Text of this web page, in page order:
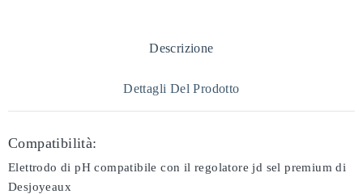
Descrizione
Dettagli Del Prodotto
Compatibilità:
Elettrodo di pH compatibile con il regolatore jd sel premium di
Desjoyeaux